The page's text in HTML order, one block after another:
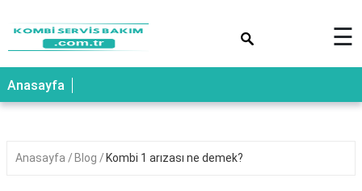
☰
Anasayfa
Anasayfa Blog Kombi 1 arızası ne demek?